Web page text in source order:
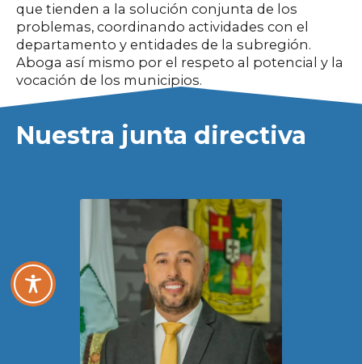
que tienden a la solución conjunta de los
problemas, coordinando actividades con el
departamento y entidades de la subregión.
Aboga así mismo por el respeto al potencial y la
vocación de los municipios.
Nuestra junta directiva